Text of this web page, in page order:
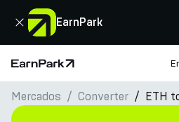
EarnPark
Fechar
Página Inicial
Produtos
Mercados Converter ETH